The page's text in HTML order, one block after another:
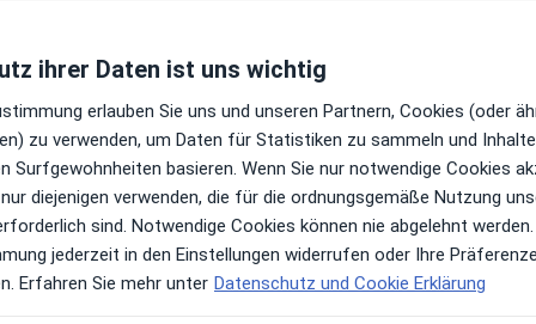
7 Aug 8 Aug
Online-Terminbuchung nicht verfügbar
Profil anzeigen
ihrer Daten ist uns wichtig
erlauben Sie uns und unseren Partnern, Cookies (oder
zu verwenden, um Daten für Statistiken zu sammeln und
Surfgewohnheiten basieren. Wenn Sie nur notwendige Cookies
diejenigen verwenden, die für die ordnungsgemäße Nutzung
sind. Notwendige Cookies können nie abgelehnt werden.
jederzeit in den Einstellungen widerrufen oder Ihre
Erfahren Sie mehr unter Datenschutz und Cookie Erklärung